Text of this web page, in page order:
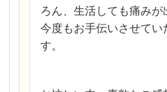
ろん、生活しても痛みが
今度もお手伝いさせてい
す。